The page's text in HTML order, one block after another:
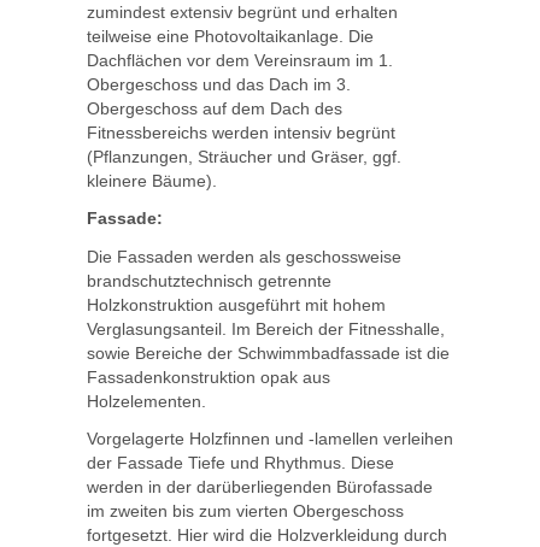
zumindest extensiv begrünt und erhalten
teilweise eine Photovoltaikanlage. Die
Dachflächen vor dem Vereinsraum im 1.
Obergeschoss und das Dach im 3.
Obergeschoss auf dem Dach des
Fitnessbereichs werden intensiv begrünt
(Pflanzungen, Sträucher und Gräser, ggf.
kleinere Bäume).
Fassade:
Die Fassaden werden als geschossweise
brandschutztechnisch getrennte
Holzkonstruktion ausgeführt mit hohem
Verglasungsanteil. Im Bereich der Fitnesshalle,
sowie Bereiche der Schwimmbadfassade ist die
Fassadenkonstruktion opak aus
Holzelementen.
Vorgelagerte Holzfinnen und -lamellen verleihen
der Fassade Tiefe und Rhythmus. Diese
werden in der darüberliegenden Bürofassade
im zweiten bis zum vierten Obergeschoss
fortgesetzt. Hier wird die Holzverkleidung durch